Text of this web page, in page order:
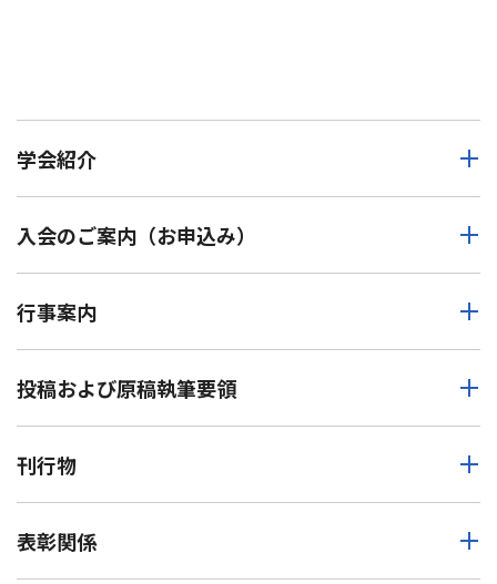
学会紹介
入会のご案内（お申込み）
行事案内
投稿および原稿執筆要領
刊行物
表彰関係